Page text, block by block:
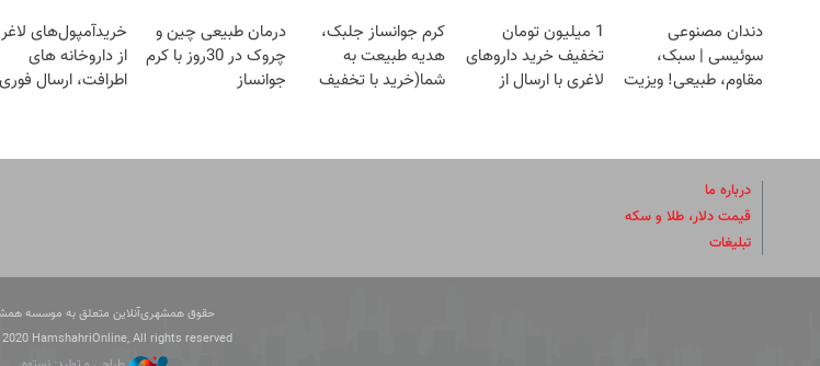
کاهش وزن
دندان مصنوعی
سوئیسی | سبک،
مقاوم، طبیعی! ویزیت
1 میلیون تومان
تخفیف خرید داروهای
لاغری با ارسال از
کرم جوانساز جلبک،
هدیه طبیعت به
شما(خرید با تخفیف
درمان طبیعی چین و
چروک در 30روز با کرم
جوانساز
خریدآمپول‌های
از داروخانه های
اطرافت، ارسال فوری
درباره ما
قیمت دلار، طلا و سکه
تبلیغات
حقوق همشهری‌آنلاین متعلق به موسسه
HamshahriOnline, All rights reserved